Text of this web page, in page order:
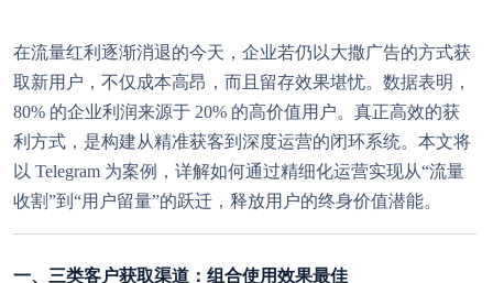
在流量红利逐渐消退的今天，企业若仍以大撒广告的方式获
取新用户，不仅成本高昂，而且留存效果堪忧。数据表明，
80% 的企业利润来源于 20% 的高价值用户。真正高效的获
利方式，是构建从精准获客到 深度运营的闭环系统。本文将
以 Telegram 为案例，详解如何通过精细化运营实现从“流量
收割”到“用户留量”的跃迁，释放用户的终身价值潜能。
一、三类客户获取渠道：组合使用效果最佳